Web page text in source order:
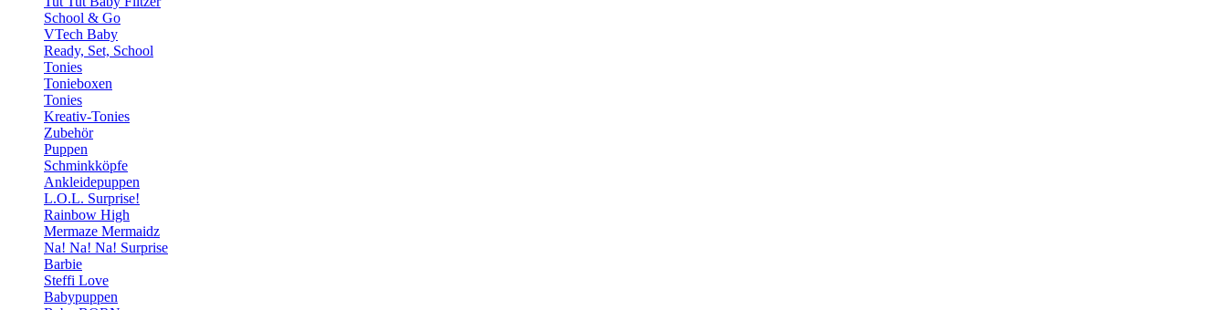
School & Go
VTech Baby
Ready, Set, School
Tonies
Tonieboxen
Tonies
Kreativ-Tonies
Zubehör
Puppen
Schminkköpfe
Ankleidepuppen
L.O.L. Surprise!
Rainbow High
Mermaze Mermaidz
Na! Na! Na! Surprise
Barbie
Steffi Love
Babypuppen